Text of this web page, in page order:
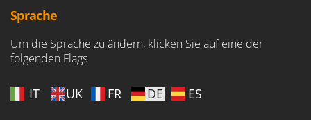
Wein- und Ölschichtenfilter
Weitere Produkte
Wiesenwalzen für Traktor
Wurstfüller
Lampacrescia - MGM
LAR Casalinghi
Linea VZ
Sprache
Um die Sprache zu ändern, klicken Sie auf eine der
folgenden Flags
IT UK FR DE ES